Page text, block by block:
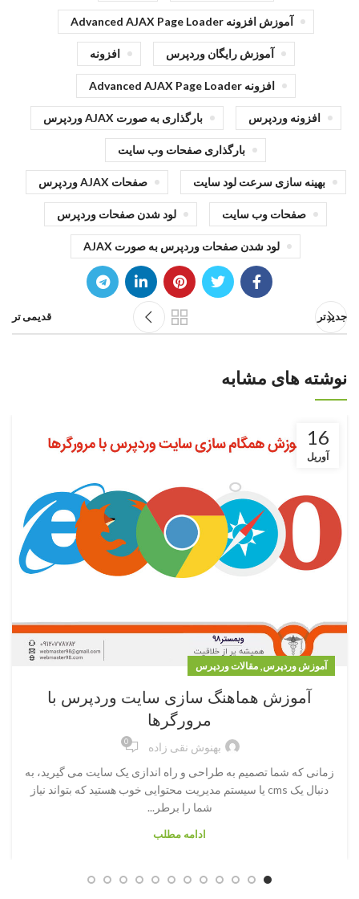
آموزش افزونه Advanced AJAX Page Loader
آموزش رایگان وردپرس افزونه
افزونه Advanced AJAX Page Loader
افزونه وردپرس بارگذاری به صورت AJAX وردپرس
بارگذاری صفحات وب سایت
بهینه سازی سرعت لود سایت صفحات AJAX وردپرس
صفحات وب سایت لود شدن صفحات وردپرس
لود شدن صفحات وردپرس به صورت AJAX
جدیدتر قدیمی تر
نوشته های مشابه
16
آوریل
آموزش وردپرس, مقالات وردپرس
آموزش هماهنگ سازی سایت وردپرس با
مرورگرها
بهنوش نقی زاده 0
زمانی که شما تصمیم به طراحی و راه اندازی یک سایت می گیرید، به
دنبال یک cms یا سیستم مدیریت محتوایی خوب هستید که بتواند نیاز
شما را برطر...
ادامه مطلب